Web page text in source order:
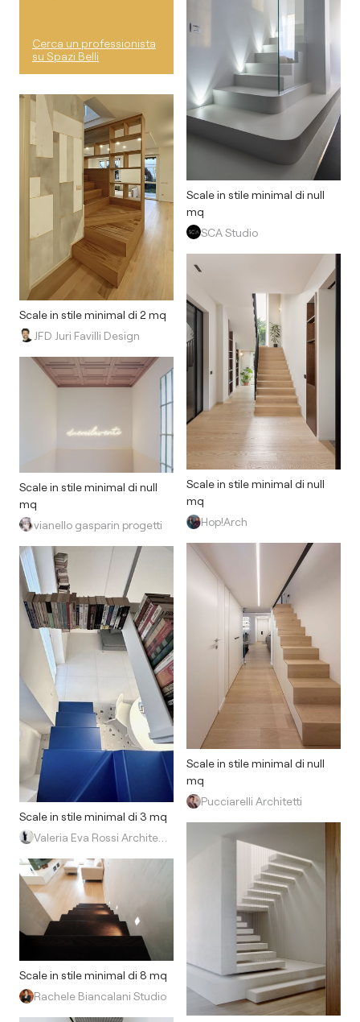
Cerca un professionista
su Spazi Belli
Scale in stile minimal di 2 mq
JFD Juri Favilli Design
Scale in stile minimal di null
mq
vianello gasparin progetti
Scale in stile minimal di 3 mq
Scale in stile minimal di 8 mq
Rachele Biancalani Studio
Scale in stile minimal di null
mq
SCA Studio
Scale in stile minimal di null
mq
Hop!Arch
Scale in stile minimal di null
mq
Pucciarelli Architetti